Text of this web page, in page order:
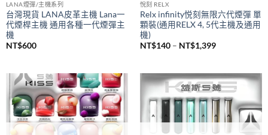
LANA煙彈/主機系列
台灣現貨 LANA皮革主機 Lana一
代煙桿主機 通用各種一代煙彈主
機
NT$600
悅刻 RELX
Relx infinity悦刻無限六代煙彈 單
顆裝(通用RELX 4, 5代主機及通用
機)
NT$140 – NT$1,399價
NT$140
到
NT$1,399